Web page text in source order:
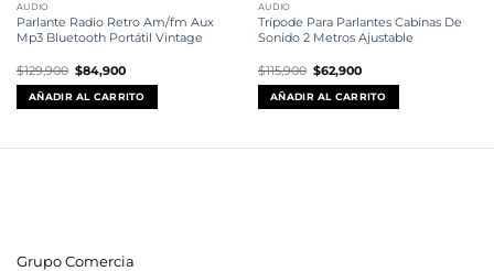
AUDIO
Parlante Radio Retro Am/fm Aux
Mp3 Bluetooth Portátil Vintage
$129,900 El
precio
original
era:
$129,900.
$84,900El
actual
es:
$84,900.
AÑADIR AL CARRITO
AUDIO
Trípode Para Parlantes Cabinas De
Sonido 2 Metros Ajustable
$115,900 El
precio
original
era:
$115,900.
$62,900El
actual
es:
$62,900.
AÑADIR AL CARRITO
Grupo Comercia